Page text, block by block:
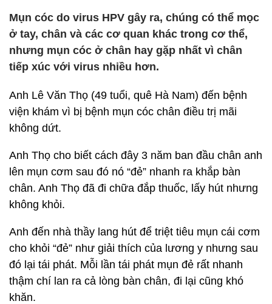
Mụn cóc do virus HPV gây ra, chúng có thể mọc
ở tay, chân và các cơ quan khác trong cơ thể,
nhưng mụn cóc ở chân hay gặp nhất vì chân
tiếp xúc với virus nhiều hơn.
Anh Lê Văn Thọ (49 tuổi, quê Hà Nam) đến bệnh
viện khám vì bị bệnh mụn cóc chân điều trị mãi
không dứt.
Anh Thọ cho biết cách đây 3 năm ban đầu chân anh
lên mụn cơm sau đó nó “đẻ” nhanh ra khắp bàn
chân. Anh Thọ đã đi chữa đắp thuốc, lấy hút nhưng
không khỏi.
Anh đến nhà thầy lang hút để triệt tiêu mụn cái cơm
cho khỏi “đẻ” như giải thích của lương y nhưng sau
đó lại tái phát. Mỗi lần tái phát mụn đẻ rất nhanh
thậm chí lan ra cả lòng bàn chân, đi lại cũng khó
khăn.